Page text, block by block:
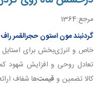
مرجع:1364
گردنبند مون استون حجرالقمر
خاص و انرژی‌بخش برای استایل
تعادل روحی و افزایش شهود
کالا تضمین و قیمت‌ها شفاف